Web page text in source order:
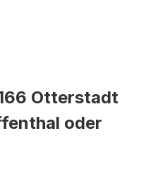
Otterstadt
oder